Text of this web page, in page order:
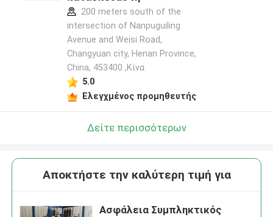
200 meters south of the
intersection of Nanpuguiling
Avenue and Weisi Road,
Changyuan city, Henan Province,
China, 453400 ,Κίνα
5.0
Ελεγχμένος προμηθευτής
Δείτε περισσότερων
Αποκτήστε την καλύτερη τιμή για
Ασφάλεια Συμπληκτικός